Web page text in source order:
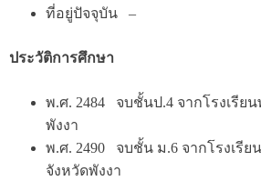
ที่อยู่ปัจจุบัน –
ประวัติการศึกษา
พ.ศ. 2484 จบชั้นป.4 จากโรงเรีย
พังงา
พ.ศ. 2490 จบชั้น ม.6 จากโรงเรีย
จังหวัดพังงา